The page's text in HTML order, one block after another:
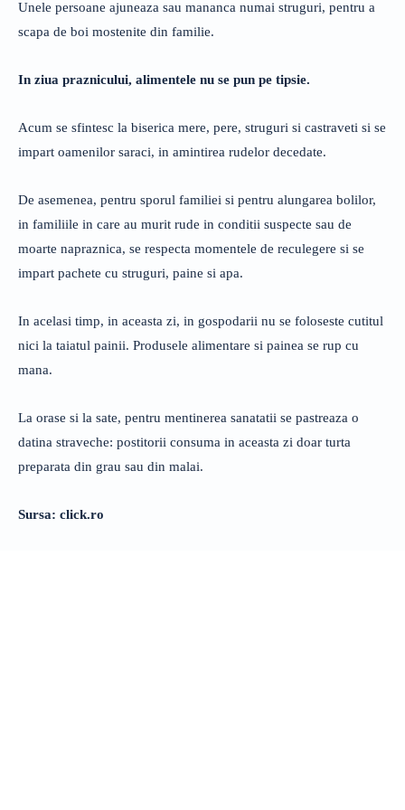
Unele persoane ajuneaza sau mananca numai struguri, pentru a
scapa de boi mostenite din familie.
In ziua praznicului, alimentele nu se pun pe tipsie.
Acum se sfintesc la biserica mere, pere, struguri si castraveti si se
impart oamenilor saraci, in amintirea rudelor decedate.
De asemenea, pentru sporul familiei si pentru alungarea bolilor,
in familiile in care au murit rude in conditii suspecte sau de
moarte napraznica, se respecta momentele de reculegere si se
impart pachete cu struguri, paine si apa.
In acelasi timp, in aceasta zi, in gospodarii nu se foloseste cutitul
nici la taiatul painii. Produsele alimentare si painea se rup cu
mana.
La orase si la sate, pentru mentinerea sanatatii se pastreaza o
datina straveche: postitorii consuma in aceasta zi doar turta
preparata din grau sau din malai.
Sursa: click.ro